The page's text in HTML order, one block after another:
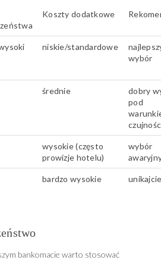
Koszty dodatkowe
niskie/standardowe
wybór
średnie
dobry
pod
wysokie (często
prowizje hotelu)
wybór
bardzo wysokie
bankomacie warto stosować